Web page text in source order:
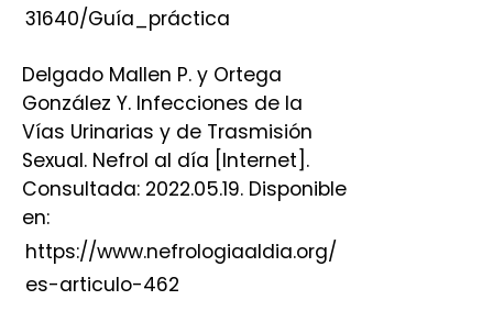
31640/Guía_práctica
Delgado Mallen P. y Ortega
González Y. Infecciones de la
Vías Urinarias y de Trasmisión
Sexual. Nefrol al día [Internet].
Consultada: 2022.05.19. Disponible
en:
https://www.nefrologiaaldia.org/
es-articulo-462